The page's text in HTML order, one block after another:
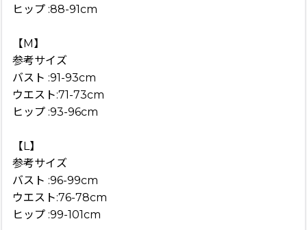
ヒップ :88-91cm
【M】
参考サイズ
バスト :91-93cm
ウエスト:71-73cm
ヒップ :93-96cm
【L】
参考サイズ
バスト :96-99cm
ウエスト:76-78cm
ヒップ :99-101cm